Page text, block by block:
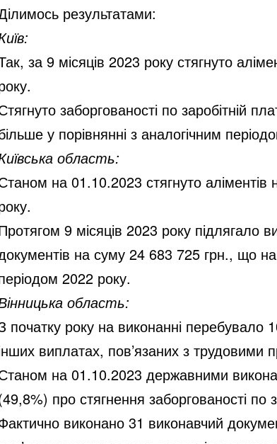
результатами:
за 9 місяців 2023 року стягнуто
заборгованості по заробітній
у порівнянні з аналогічним
область:
на 01.10.2023 стягнуто
9 місяців 2023 року підлягало
на суму 24 683 725 грн., що
2022 року.
область:
початку року на виконанні перебувало
виплатах, пов’язаних з трудовими
на 01.10.2023 державними
про стягнення заборгованості по
виконано 31 виконавчий